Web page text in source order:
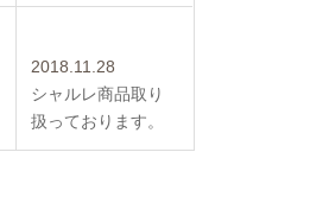
2018.11.28
シャルレ商品取り
扱っております。